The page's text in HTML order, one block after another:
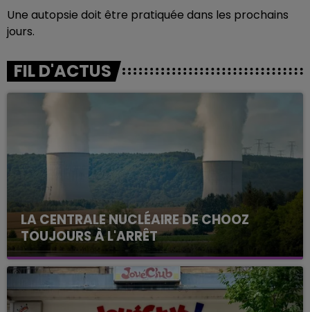
Une autopsie doit être pratiquée dans les prochains
jours.
FIL D'ACTUS
LA CENTRALE NUCLÉAIRE DE CHOOZ
TOUJOURS À L'ARRÊT
Cela fait déjà une semaine que la centrale
nucléaire ardennaise est à l'arrêt. Une situation
justifiée par la sécheresse intense qui est toujours
présente.